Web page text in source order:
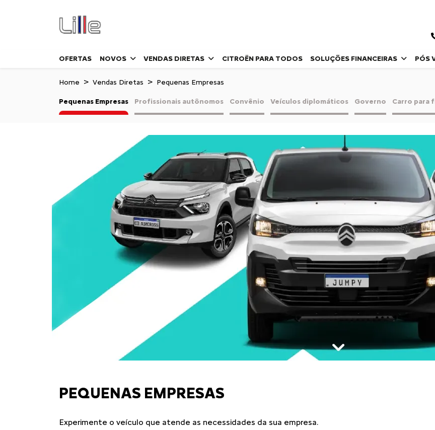
OFERTAS NOVOS VENDAS DIRETAS CITROËN PARA TODOS SOLUÇÕES FINANCEIRAS PÓS
Home Vendas Diretas Pequenas Empresas
Pequenas Empresas Profissionais autônomos Convênio Veículos diplomáticos Governo Carro para
PEQUENAS EMPRESAS
Experimente o veículo que atende as necessidades da sua empresa.